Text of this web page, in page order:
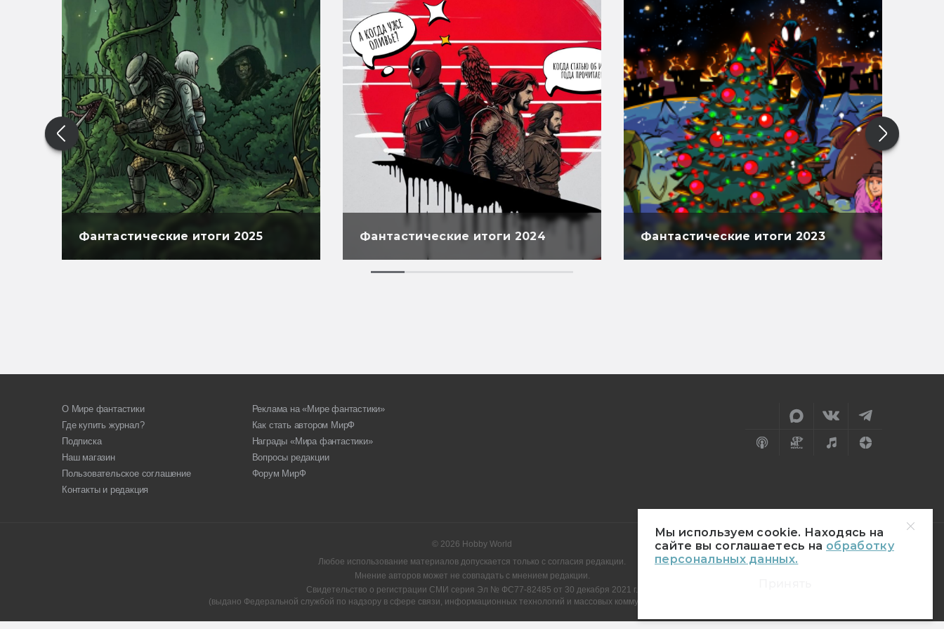
Мы используем cookie. Находясь на
сайте вы соглашаетесь на обработку
персональных данных.
Фантастические итоги 2025 Фантастические итоги 2024 Фантастические итоги 2023
О Мире фантастики
Где купить журнал?
Подписка
Наш магазин
Пользовательское соглашение
Контакты и редакция
Реклама на «Мире фантастики»
Как стать автором МирФ
Награды «Мира фантастики»
Вопросы редакции
Форум МирФ
© 2026 Hobby World
Любое использование материалов допускается только с согласия редакции.
Мнение авторов может не совпадать с мнением редакции.
Свидетельство о регистрации СМИ серия Эл № ФС77-82485 от 30 декабря 2021 г.
(выдано Федеральной службой по надзору в сфере связи, информационных технологий и массовых коммуникаций (Роскомнадзор)